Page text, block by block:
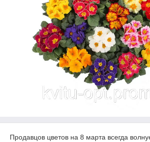
Продавцов цветов на 8 марта всегда